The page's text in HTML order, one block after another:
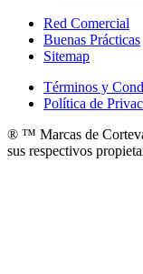
Red Comercial
Buenas Prácticas
Sitemap
Términos y
Política de
® ™ Marcas de
sus respectivos